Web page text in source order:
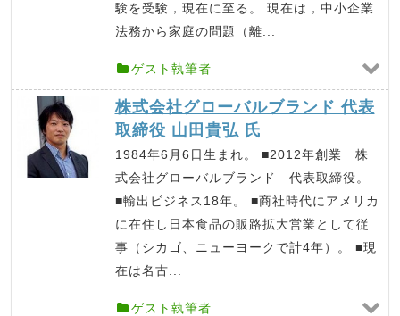
験を受験，現在に至る。 現在は，中小企業
法務から家庭の問題（離...
ゲスト執筆者
株式会社グローバルブランド 代表
取締役 山田貴弘 氏
1984年6月6日生まれ。 ■2012年創業 株
式会社グローバルブランド 代表取締役。
■輸出ビジネス18年。 ■商社時代にアメリカ
に在住し日本食品の販路拡大営業として従
事（シカゴ、ニューヨークで計4年）。 ■現
在は名古...
ゲスト執筆者